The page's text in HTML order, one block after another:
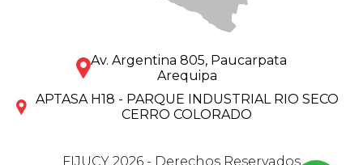
Av. Argentina 805, Paucarpata
Arequipa
APTASA H18 - PARQUE INDUSTRIAL RIO SECO
CERRO COLORADO
FIJUCY 2026 - Derechos Reservados